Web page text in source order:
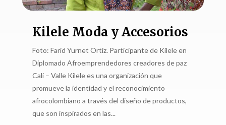
Kilele Moda y Accesorios
Foto: Farid Yurnet Ortiz. Participante de Kilele en
Diplomado Afroemprendedores creadores de paz
Cali – Valle Kilele es una organización que
promueve la identidad y el reconocimiento
afrocolombiano a través del diseño de productos,
que son inspirados en las...